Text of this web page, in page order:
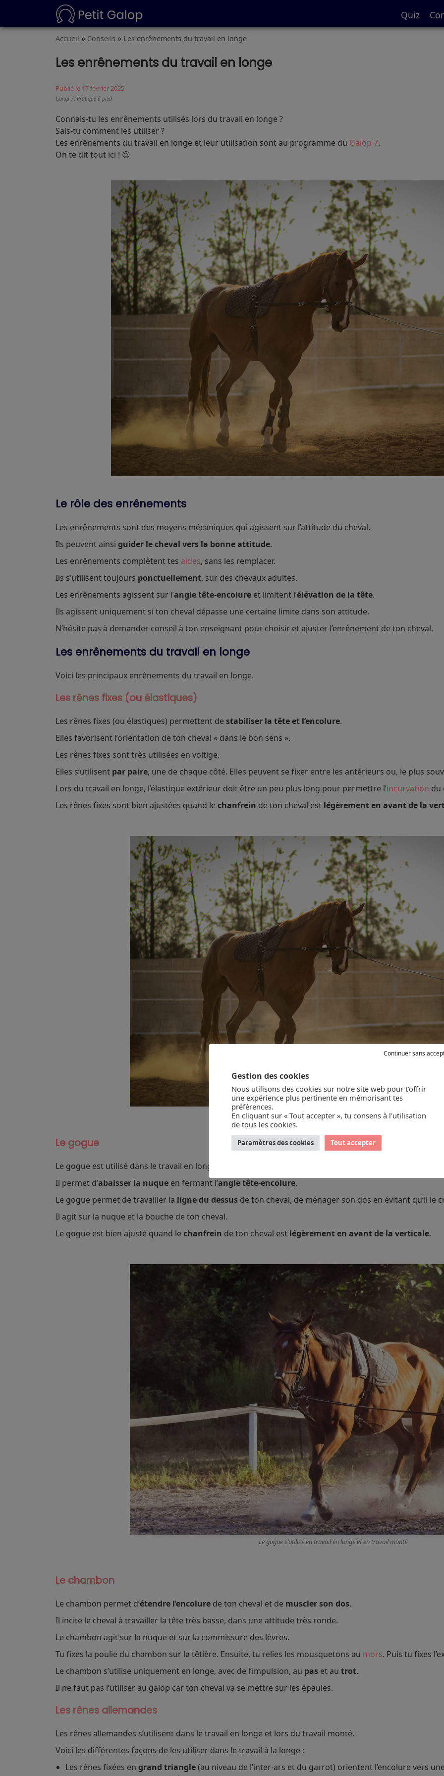
Quiz
Accueil » Conseils » Les enrênements du travail en longe
Les enrênements du travail en longe
Publié le 17 février 2025
Galop 7, Pratique à pied
Connais-tu les enrênements utilisés lors du travail en longe ?
Sais-tu comment les utiliser ?
Les enrênements du travail en longe et leur utilisation sont au programme du Galop 7.
On te dit tout ici ! 😉
Le rôle des enrênements
Les enrênements sont des moyens mécaniques qui agissent sur l’attitude du cheval.
Ils peuvent ainsi guider le cheval vers la bonne attitude.
Les enrênements complètent tes aides, sans les remplacer.
Ils s’utilisent toujours ponctuellement, sur des chevaux adultes.
Les enrênements agissent sur l’angle tête-encolure et limitent l’élévation de la tête.
Ils agissent uniquement si ton cheval dépasse une certaine limite dans son attitude.
N’hésite pas à demander conseil à ton enseignant pour choisir et ajuster l’enrênement de ton cheval.
Les enrênements du travail en longe
Voici les principaux enrênements du travail en longe.
Les rênes fixes (ou élastiques)
Les rênes fixes (ou élastiques) permettent de stabiliser la tête et l’encolure.
Elles favorisent l’orientation de ton cheval « dans le bon sens ».
Les rênes fixes sont très utilisées en voltige.
Elles s’utilisent par paire, une de chaque côté. Elles peuvent se fixer entre les antérieurs ou, le plus
Lors du travail en longe, l’élastique extérieur doit être un peu plus long pour permettre l’incurvation du
Les rênes fixes sont bien ajustées quand le chanfrein de ton cheval est légèrement en avant de la
Le gogue
Le gogue est utilisé dans le travail en longe et lors du
Il permet d’abaisser la nuque en fermant l’angle tête-encolure.
Le gogue permet de travailler la ligne du dessus de ton cheval, de ménager son dos en évitant qu’il le
Il agit sur la nuque et la bouche de ton cheval.
Le gogue est bien ajusté quand le chanfrein de ton cheval est légèrement en avant de la verticale.
Le gogue s’utilise en travail en longe et en travail monté
Le chambon
Le chambon permet d’étendre l’encolure de ton cheval et de muscler son dos.
Il incite le cheval à travailler la tête très basse, dans une attitude très ronde.
Le chambon agit sur la nuque et sur la commissure des lèvres.
Tu fixes la poulie du chambon sur la têtière. Ensuite, tu relies les mousquetons au mors. Puis tu fixes
Le chambon s’utilise uniquement en longe, avec de l’impulsion, au pas et au trot.
Il ne faut pas l’utiliser au galop car ton cheval va se mettre sur les épaules.
Les rênes allemandes
Les rênes allemandes s’utilisent dans le travail en longe et lors du travail monté.
Voici les différentes façons de les utiliser dans le travail à la longe :
Les rênes fixées en grand triangle(au niveau de l’inter-ars et du garrot) orientent l’encolure vers
Gestion des cookies
Nous utilisons des cookies sur notre site web pour t'offrir
une expérience plus pertinente en mémorisant tes
préférences.
En cliquant sur « Tout accepter », tu consens à l'utilisation
de tous les cookies.
Paramètres des cookies Tout accepter
Continuer sans